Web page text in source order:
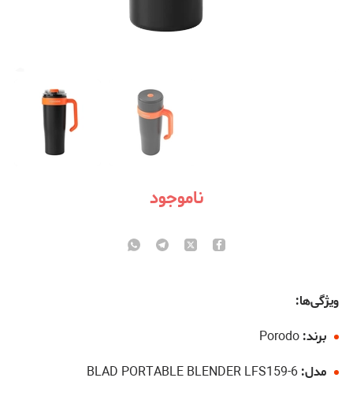
ناموجود
ویژگی‌ها:
برند:
مدل: